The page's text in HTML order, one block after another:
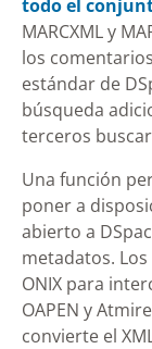
todo el
MARCXML y
los
estándar de
búsqueda
terceros
Una función
poner a
abierto a
metadatos.
ONIX para
OAPEN y
convierte el